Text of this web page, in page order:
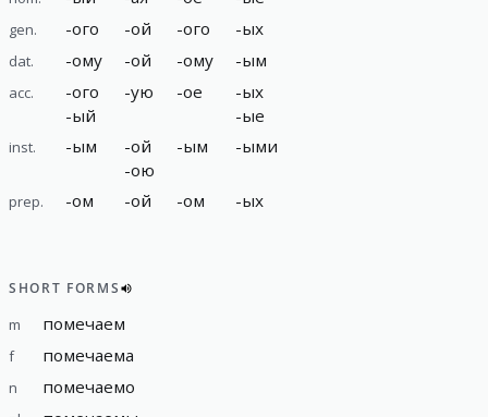
gen. -ого -ой -ого -ых
dat. -ому -ой -ому -ым
acc. -ого
-ый
-ую -ое -ых
-ые
inst. -ым -ой
-ою
-ым -ыми
prep. -ом -ой -ом -ых
SHORT FORMS
m помечаем
f помечаема
n помечаемо